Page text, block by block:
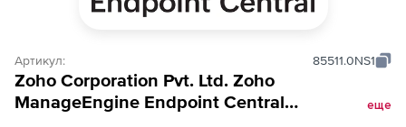
Артикул: 85511.0NS1
Zoho Corporation Pvt. Ltd. Zoho
ManageEngine Endpoint Central
еще